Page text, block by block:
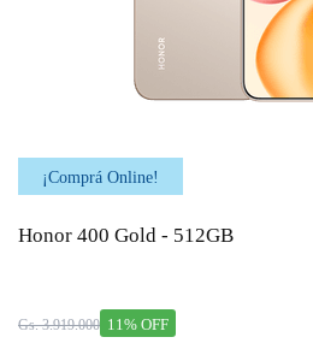
¡Comprá Online!
Honor 400 Gold - 512GB
11% OFF
Gs. 3.919.000